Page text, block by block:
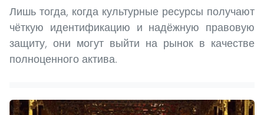
Лишь тогда, когда культурные ресурсы получают
чёткую идентификацию и надёжную правовую
защиту, они могут выйти на рынок в качестве
полноценного актива.